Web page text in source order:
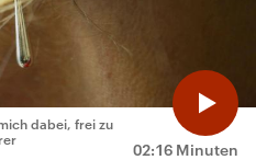
02:16 Minuten
dabei, frei zu